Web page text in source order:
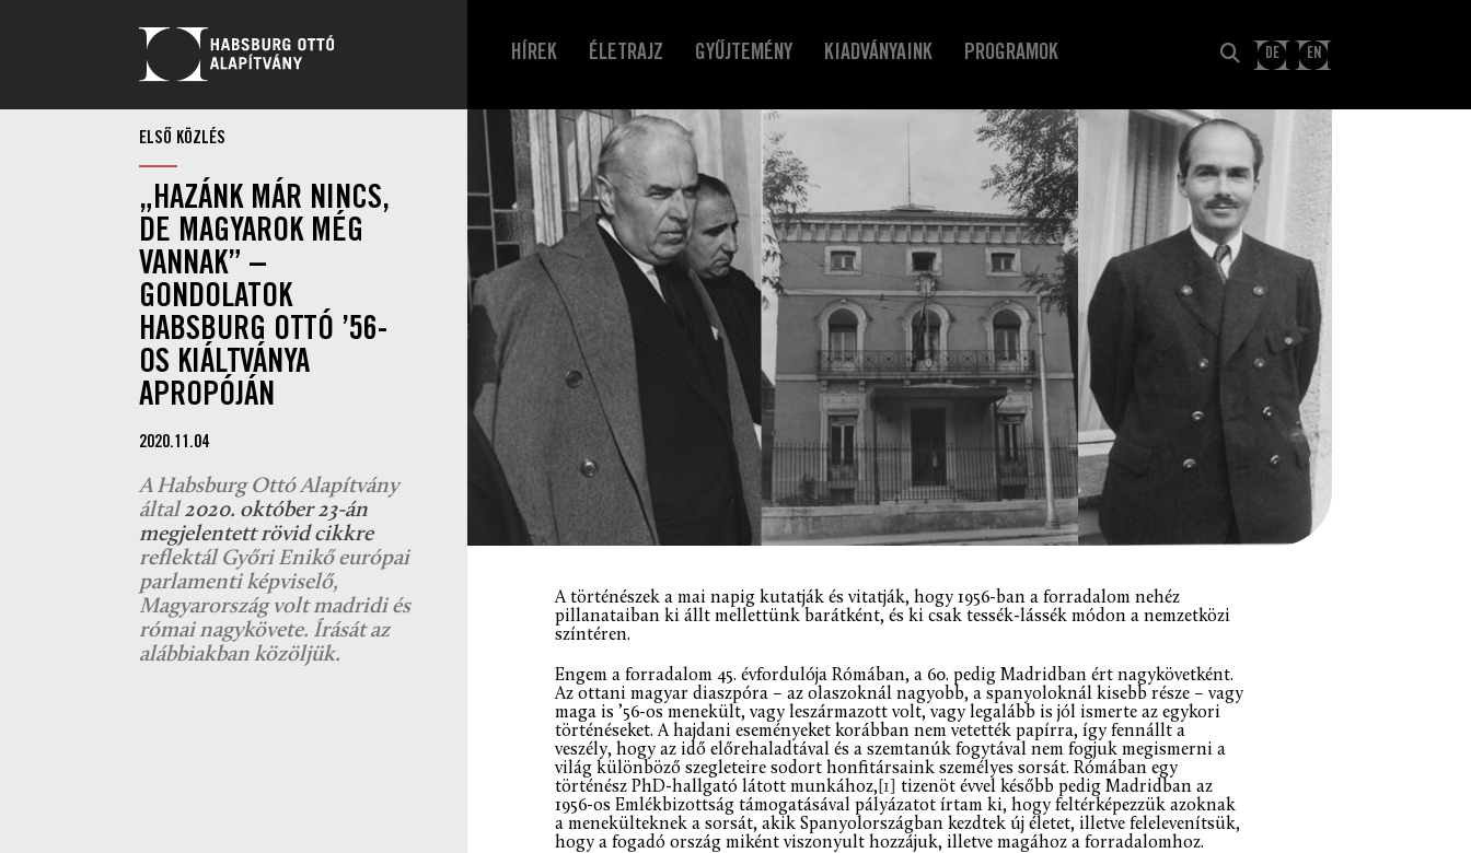
HÍREK ÉLETRAJZ GYŰJTEMÉNY KIADVÁNYAINK PROGRAMOK DE EN
ELSŐ KÖZLÉS
„HAZÁNK MÁR NINCS,
DE MAGYAROK MÉG
VANNAK” –
GONDOLATOK
HABSBURG OTTÓ ’56-
OS KIÁLTVÁNYA
APROPÓJÁN
2020.11.04
A Habsburg Ottó Alapítvány
által 2020. október 23-án
megjelentett rövid cikkre
reflektál Győri Enikő európai
parlamenti képviselő,
Magyarország volt madridi és
római nagykövete. Írását az
alábbiakban közöljük.
A történészek a mai napig kutatják és vitatják, hogy 1956-ban a forradalom nehéz
pillanataiban ki állt mellettünk barátként, és ki csak tessék-lássék módon a nemzetközi
színtéren.
Engem a forradalom 45. évfordulója Rómában, a 60. pedig Madridban ért nagykövetként.
Az ottani magyar diaszpóra – az olaszoknál nagyobb, a spanyoloknál kisebb része – vagy
maga is ’56-os menekült, vagy leszármazott volt, vagy legalább is jól ismerte az egykori
történéseket. A hajdani eseményeket korábban nem vetették papírra, így fennállt a
veszély, hogy az idő előrehaladtával és a szemtanúk fogytával nem fogjuk megismerni a
világ különböző szegleteire sodort honfitársaink személyes sorsát. Rómában egy
történész PhD-hallgató látott munkához, [1]
tizenöt évvel később pedig Madridban az
1956-os Emlékbizottság támogatásával pályázatot írtam ki, hogy feltérképezzük azoknak
a menekülteknek a sorsát, akik Spanyolországban kezdtek új életet, illetve felelevenítsük,
hogy a fogadó ország miként viszonyult hozzájuk, illetve magához a forradalomhoz.